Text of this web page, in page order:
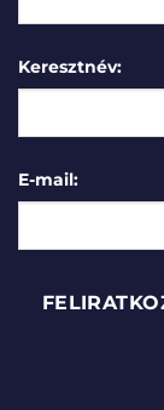
Keresztnév:
E-mail: